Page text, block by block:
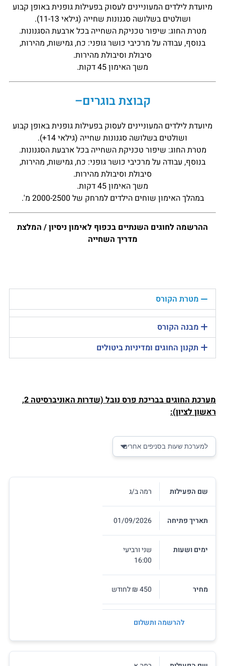
מיועדת לילדים המעוניינים לעסוק בפעילות גופנית באופן קבוע
ושולטים בשלושה סגנונות שחייה (גילאי 11-13).
מטרת החוג: שיפור טכניקת השחייה בכל ארבעת הסגנונות.
בנוסף, עבודה על מרכיבי כושר גופני: כח, גמישות, מהירות,
סיבולת וסיבולת מהירות.
משך האימון 45 דקות.
קבוצת בוגרים–
מיועדת לילדים המעוניינים לעסוק בפעילות גופנית באופן קבוע
ושולטים בשלושה סגנונות שחייה (גילאי 14+).
מטרת החוג: שיפור טכניקת השחייה בכל ארבעת הסגנונות.
בנוסף, עבודה על מרכיבי כושר גופני: כח, גמישות, מהירות,
סיבולת וסיבולת מהירות.
משך האימון 45 דקות.
במהלך האימון שוחים הילדים למרחק של 2000-2500 מ'.
ההרשמה לחוגים השנתיים בכפוף לאימון ניסיון / המלצת
מדריך השחייה
מטרת הקורס
מבנה הקורס
תקנון החוגים ומדיניות ביטולים
מערכת החוגים בבריכת פרס נובל (שדרות האוניברסיטה 2,
ראשון לציון):
שם הפעילות רמה ב/ג
תאריך פתיחה 01/09/2026
ימים ושעות
שני ורביעי
16:00
מחיר 450 ₪ לחודש
להרשמה ותשלום